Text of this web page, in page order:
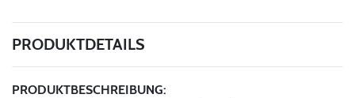
PRODUKTDETAILS
PRODUKTBESCHREIBUNG: